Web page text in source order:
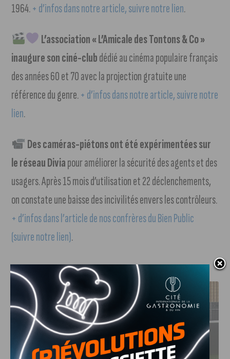
1964.+ d’infos dans notre article, suivre notre lien.
L’association « L’Amicale des Tontons & Co »
inaugure son ciné-clubdédié au cinéma populaire français
des années 60 et 70 avec la projection gratuite une
référence du genre.+ d’infos dans notre article, suivre notre
lien.
Des caméras-piétons ont été expérimentées sur
le réseau Diviapour améliorer la sécurité des agents et des
usagers. Après 15 mois d’utilisation et 22 déclenchements,
on constate une baisse des incivilités envers les contrôleurs.
+ d’infos dans l’article de nos confrères du Bien Public
(suivre notre lien).
J'AIME LE DFCO